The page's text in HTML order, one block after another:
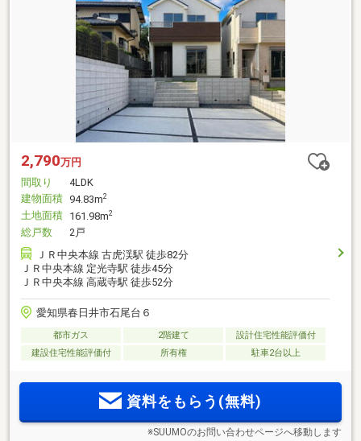
2,790万円
間取り
4LDK
建物面積 94.83m2
土地面積 161.98m2
総戸数
2戸
ＪＲ中央本線 古虎渓駅 徒歩82分
ＪＲ中央本線 定光寺駅 徒歩45分
ＪＲ中央本線 高蔵寺駅 徒歩52分
愛知県春日井市石尾台６
都市ガス 2階建て
設計住宅性能評価付
建設住宅性能評価付
所有権 駐車2台以上
資料をもらう(無料)
※SUUMOのお問い合わせページへ移動します